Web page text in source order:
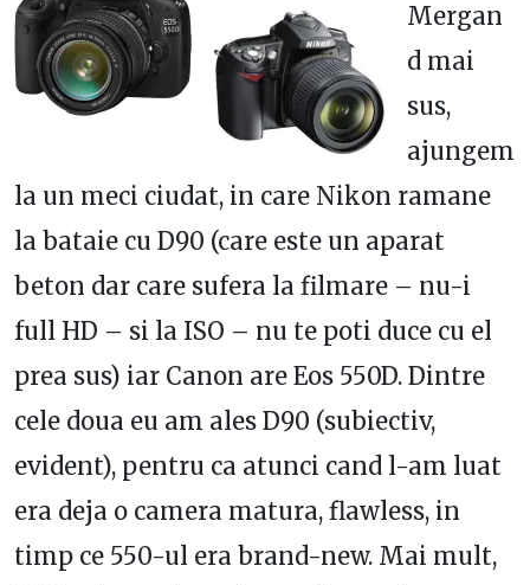
Mergan
d mai
sus,
ajungem
la un meci ciudat, in care Nikon ramane
la bataie cu D90 (care este un aparat
beton dar care sufera la filmare – nu-i
full HD – si la ISO – nu te poti duce cu el
prea sus) iar Canon are Eos 550D. Dintre
cele doua eu am ales D90 (subiectiv,
evident), pentru ca atunci cand l-am luat
era deja o camera matura, flawless, in
timp ce 550-ul era brand-new. Mai mult,